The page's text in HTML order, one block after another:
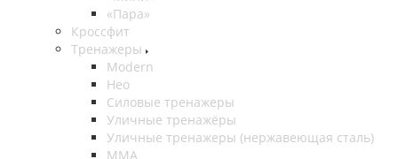
«Пара»
Кроссфит
Тренажеры
Modern
Нео
Силовые тренажеры
Уличные тренажёры
Уличные тренажеры (нержавеющая сталь)
ММА